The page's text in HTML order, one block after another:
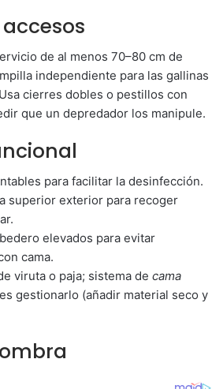
de al menos 70–80 cm de
independiente para las gallinas
cierres dobles o pestillos con
que un depredador los manipule.
para facilitar la desinfección.
superior exterior para recoger
elevados para evitar
cama.
viruta o paja; sistema de cama
gestionarlo (añadir material seco y